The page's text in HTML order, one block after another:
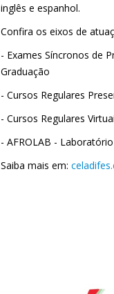
inglês e espanhol.
Confira os eixos de
- Exames Síncronos de
Graduação
- Cursos Regulares
- Cursos Regulares
- AFROLAB -
Saiba mais em: